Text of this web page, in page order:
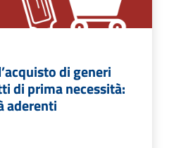
di generi
di prima necessità:
aderenti